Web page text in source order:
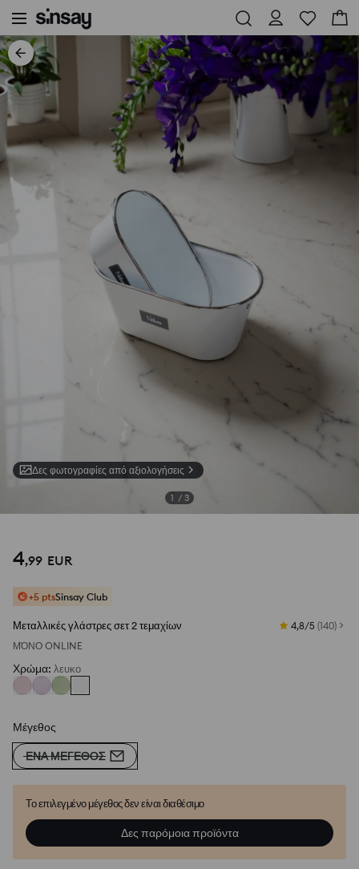
Δες φωτογραφίες από αξιολογήσεις
1 / 3
4,99 EUR
+5 ptsSinsay Club
Μεταλλικές γλάστρες σετ 2 τεμαχίων 4,8/5 (140)
ΜΌΝΟ ONLINE
Χρώμα: λευκο
Μέγεθος
ΈΝΑ ΜΈΓΕΘΟΣ
Το επιλεγμένο μέγεθος δεν είναι διαθέσιμο
Δες παρόμοια προϊόντα